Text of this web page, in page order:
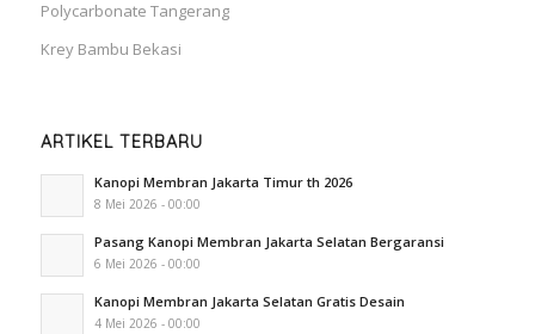
Polycarbonate Tangerang
Krey Bambu Bekasi
ARTIKEL TERBARU
Kanopi Membran Jakarta Timur th 2026
8 Mei 2026 - 00:00
Pasang Kanopi Membran Jakarta Selatan Bergaransi
6 Mei 2026 - 00:00
Kanopi Membran Jakarta Selatan Gratis Desain
4 Mei 2026 - 00:00